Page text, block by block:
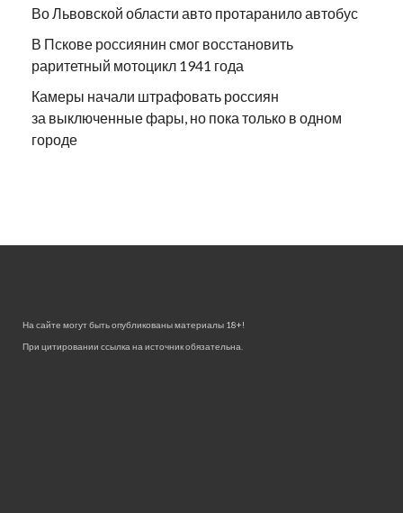
Во Львовской области авто протаранило автобус
В Пскове россиянин смог восстановить
раритетный мотоцикл 1941 года
Камеры начали штрафовать россиян
за выключенные фары, но пока только в одном
городе
На сайте могут быть опубликованы материалы 18+!
При цитировании ссылка на источник обязательна.